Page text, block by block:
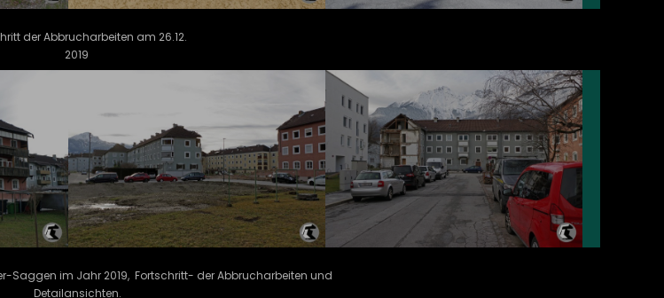
der Abbrucharbeiten am 26.12.
2019
Saggen im Jahr 2019, Fortschritt- der Abbrucharbeiten und
Detailansichten.